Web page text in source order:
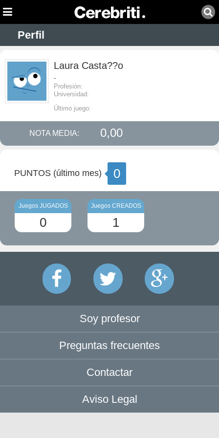
Perfil
Laura Casta??o
-
Profesión:
Universidad:
Último juego:
NOTA MEDIA: 0,00
PUNTOS (último mes) 0
Juegos JUGADOS
0
Juegos CREADOS
1
Soy profesor
Preguntas frecuentes
Contactar
Aviso Legal